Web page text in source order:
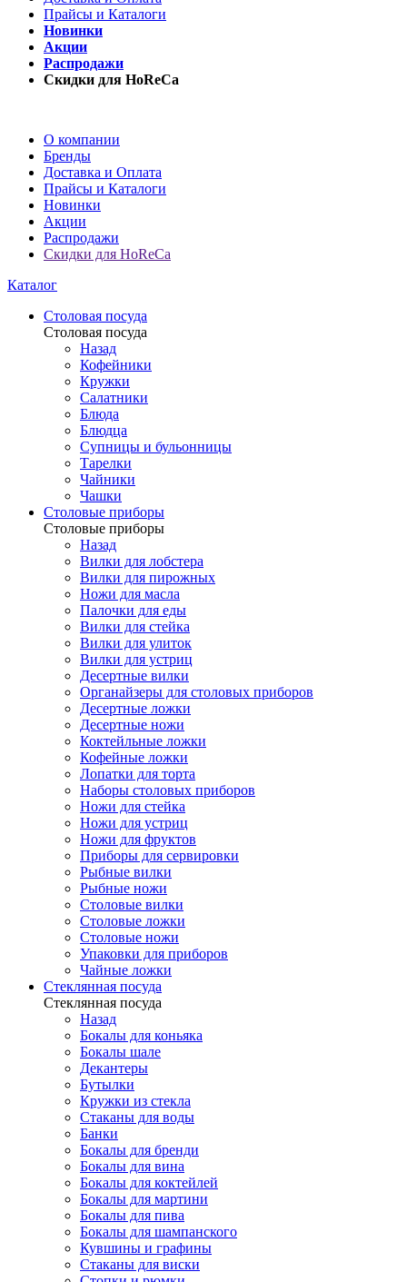
Прайсы и Каталоги
Новинки
Акции
Распродажи
Скидки для HoReCa
О компании
Бренды
Доставка и Оплата
Прайсы и Каталоги
Новинки
Акции
Распродажи
Скидки для HoReCa
Каталог
Столовая посуда
Столовая посуда
Назад
Кофейники
Кружки
Салатники
Блюда
Блюдца
Супницы и бульонницы
Тарелки
Чайники
Чашки
Cтоловые приборы
Cтоловые приборы
Назад
Вилки для лобстера
Вилки для пирожных
Ножи для масла
Палочки для еды
Вилки для стейка
Вилки для улиток
Вилки для устриц
Десертные вилки
Органайзеры для столовых приборов
Десертные ложки
Десертные ножи
Коктейльные ложки
Кофейные ложки
Лопатки для торта
Наборы столовых приборов
Ножи для стейка
Ножи для устриц
Ножи для фруктов
Приборы для сервировки
Рыбные вилки
Рыбные ножи
Столовые вилки
Столовые ложки
Столовые ножи
Упаковки для приборов
Чайные ложки
Стеклянная посуда
Стеклянная посуда
Назад
Бокалы для коньяка
Бокалы шале
Декантеры
Бутылки
Кружки из стекла
Стаканы для воды
Банки
Бокалы для бренди
Бокалы для вина
Бокалы для коктейлей
Бокалы для мартини
Бокалы для пива
Бокалы для шампанского
Кувшины и графины
Стаканы для виски